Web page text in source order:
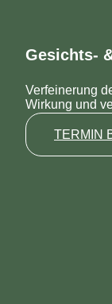
Gesichts-
Verfeinerung
Wirkung und
TERMIN